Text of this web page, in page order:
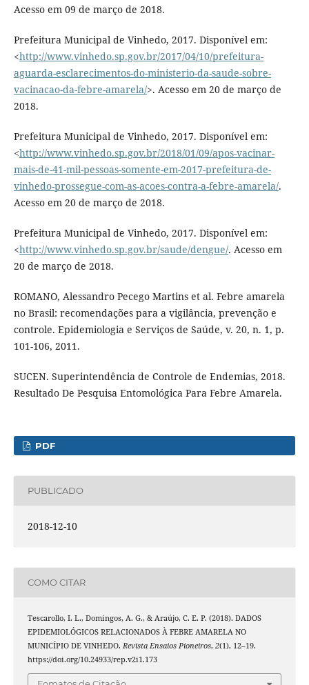
Acesso em 09 de março de 2018.
Prefeitura Municipal de Vinhedo, 2017. Disponível em:
<http://www.vinhedo.sp.gov.br/2017/04/10/prefeitura-
aguarda-esclarecimentos-do-ministerio-da-saude-sobre-
vacinacao-da-febre-amarela/>. Acesso em 20 de março de
2018.
Prefeitura Municipal de Vinhedo, 2017. Disponível em:
<http://www.vinhedo.sp.gov.br/2018/01/09/apos-vacinar-
mais-de-41-mil-pessoas-somente-em-2017-prefeitura-de-
vinhedo-prossegue-com-as-acoes-contra-a-febre-amarela/.
Acesso em 20 de março de 2018.
Prefeitura Municipal de Vinhedo, 2017. Disponível em:
<http://www.vinhedo.sp.gov.br/saude/dengue/. Acesso em
20 de março de 2018.
ROMANO, Alessandro Pecego Martins et al. Febre amarela
no Brasil: recomendações para a vigilância, prevenção e
controle. Epidemiologia e Serviços de Saúde, v. 20, n. 1, p.
101-106, 2011.
SUCEN. Superintendência de Controle de Endemias, 2018.
Resultado De Pesquisa Entomológica Para Febre Amarela.
PDF
PUBLICADO
2018-12-10
COMO CITAR
Tescarollo, I. L., Domingos, A. G., & Araújo, C. E. P. (2018). DADOS
EPIDEMIOLÓGICOS RELACIONADOS À FEBRE AMARELA NO
MUNICÍPIO DE VINHEDO. Revista Ensaios Pioneiros, 2(1), 12–19.
https://doi.org/10.24933/rep.v2i1.173